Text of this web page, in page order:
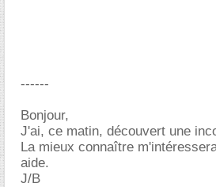
------
Bonjour,
J'ai, ce matin, découvert une
La mieux connaître
aide.
J/B